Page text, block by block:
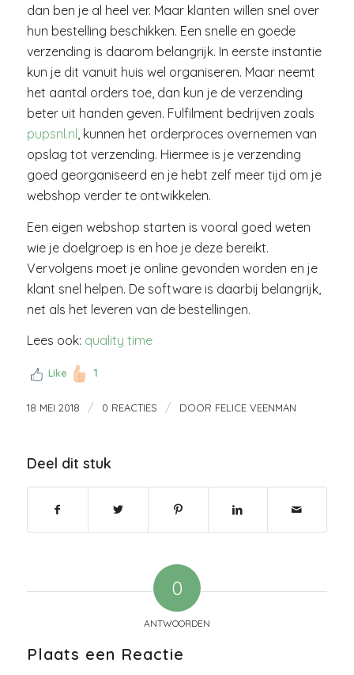
dan ben je al heel ver. Maar klanten willen snel over
hun bestelling beschikken. Een snelle en goede
verzending is daarom belangrijk. In eerste instantie
kun je dit vanuit huis wel organiseren. Maar neemt
het aantal orders toe, dan kun je de verzending
beter uit handen geven. Fulfilment bedrijven zoals
pupsnl.nl , kunnen het orderproces overnemen van
opslag tot verzending. Hiermee is je verzending
goed georganiseerd en je hebt zelf meer tijd om je
webshop verder te ontwikkelen.
Een eigen webshop starten is vooral goed weten
wie je doelgroep is en hoe je deze bereikt.
Vervolgens moet je online gevonden worden en je
klant snel helpen. De software is daarbij belangrijk,
net als het leveren van de bestellingen.
Lees ook: quality time
Like 1
18 MEI 2018 / 0 REACTIES / DOOR FELICE VEENMAN
Deel dit stuk
0
ANTWOORDEN
Plaats een Reactie